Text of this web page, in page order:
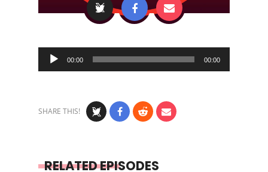
Audio
Player
00:00 00:00
SHARE THIS!
RELATED EPISODES